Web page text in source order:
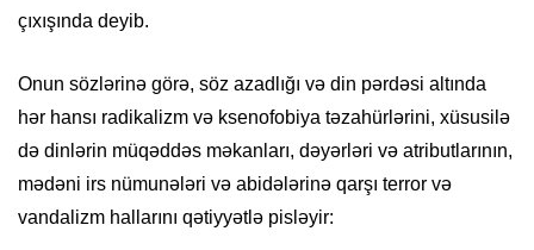
çıxışında deyib.
Onun sözlərinə görə, söz azadlığı və din pərdəsi altında
hər hansı radikalizm və ksenofobiya təzahürlərini, xüsusilə
də dinlərin müqəddəs məkanları, dəyərləri və atributlarının,
mədəni irs nümunələri və abidələrinə qarşı terror və
vandalizm hallarını qətiyyətlə pisləyir: